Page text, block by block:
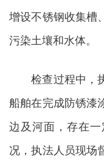
增设不锈钢收集槽
污染土壤和水体。
检查过程中，执
船舶在完成防锈漆
边及河面，存在
况，执法人员现场